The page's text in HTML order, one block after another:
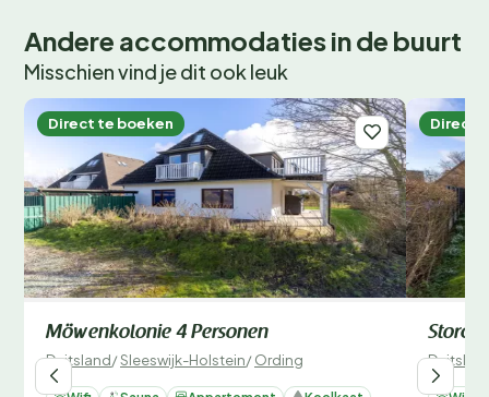
Andere accommodaties in de buurt
Misschien vind je dit ook leuk
Direct te boeken
Möwenkolonie 4 Personen
Duitsland/Sleeswijk-Holstein/Ording
Direct